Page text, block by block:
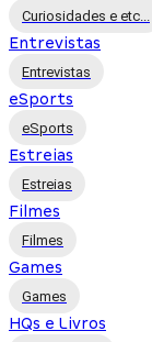
Curiosidades e etc...
Entrevistas
Entrevistas
eSports
eSports
Estreias
Estreias
Filmes
Filmes
Games
Games
HQs e Livros